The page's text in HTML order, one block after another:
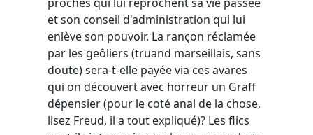
et son conseil d'administration qui lui
enlève son pouvoir. La rançon réclamée
par les geôliers (truand marseillais, sans
doute) sera-t-elle payée via ces avares
qui on découvert avec horreur un Graff
dépensier (pour le coté anal de la chose,
lisez Freud, il a tout expliqué)? Les flics